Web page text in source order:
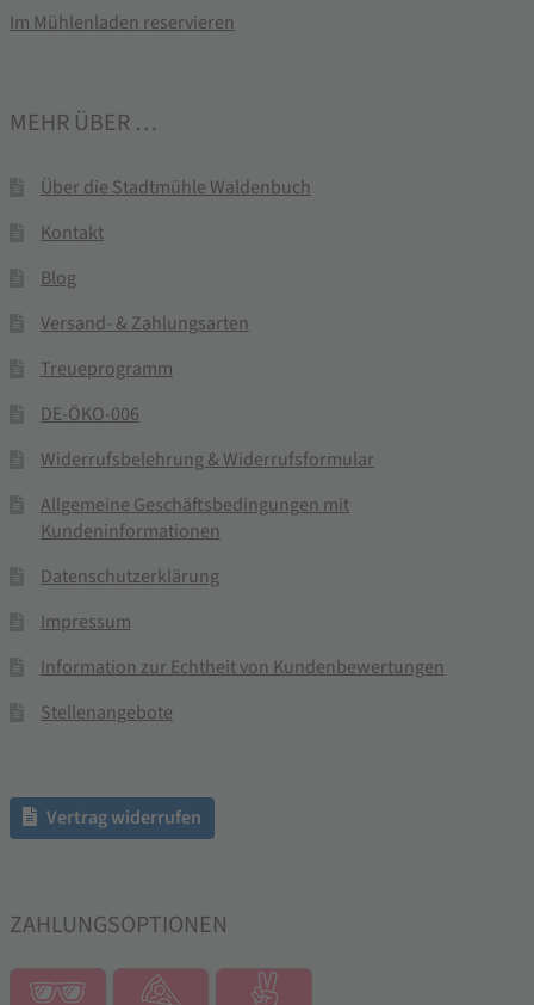
Im Mühlenladen reservieren
MEHR ÜBER …
Über die Stadtmühle Waldenbuch
Kontakt
Blog
Versand- & Zahlungsarten
Treueprogramm
DE-ÖKO-006
Widerrufsbelehrung & Widerrufsformular
Allgemeine Geschäftsbedingungen mit
Kundeninformationen
Datenschutzerklärung
Impressum
Information zur Echtheit von Kundenbewertungen
Stellenangebote
Vertrag widerrufen
ZAHLUNGSOPTIONEN